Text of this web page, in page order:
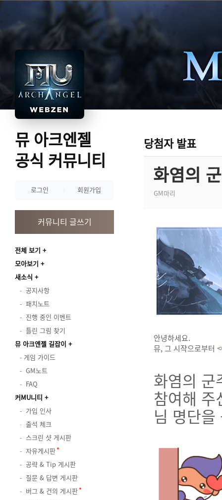
뮤 아크엔젤
공식 커뮤니티
로그인 회원가입
커뮤니티 글쓰기
전체 보기
모아보기
새소식
공지사항
패치노트
진행 중인 이벤트
틀린 그림 찾기
뮤 아크엔젤 길잡이
게임 가이드
GM노트
FAQ
커MU니티
가입 인사
출석 체크
스크린 샷 게시판
자유게시판
공략 & Tip 게시판
질문 & 답변 게시판
버그 & 건의 게시판
당첨자 발표
화염의
GM마리
안녕하세요.
뮤, 그 시작으로부터
화염의 군
참여해
님 명단